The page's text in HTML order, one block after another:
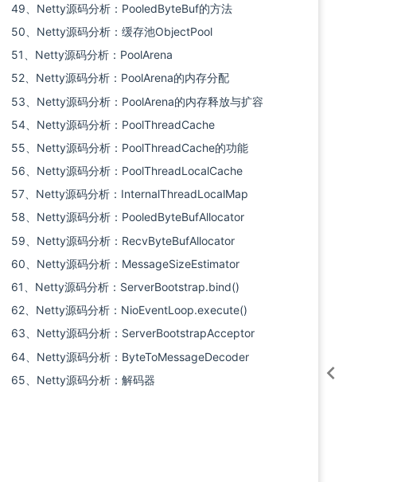
49、Netty源码分析：PooledByteBuf的方法
50、Netty源码分析：缓存池ObjectPool
51、Netty源码分析：PoolArena
52、Netty源码分析：PoolArena的内存分配
53、Netty源码分析：PoolArena的内存释放与扩容
54、Netty源码分析：PoolThreadCache
55、Netty源码分析：PoolThreadCache的功能
56、Netty源码分析：PoolThreadLocalCache
57、Netty源码分析：InternalThreadLocalMap
58、Netty源码分析：PooledByteBufAllocator
59、Netty源码分析：RecvByteBufAllocator
60、Netty源码分析：MessageSizeEstimator
61、Netty源码分析：ServerBootstrap.bind()
62、Netty源码分析：NioEventLoop.execute()
63、Netty源码分析：ServerBootstrapAcceptor
64、Netty源码分析：ByteToMessageDecoder
65、Netty源码分析：解码器